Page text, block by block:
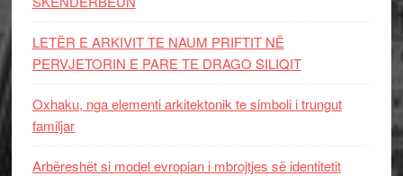
LETËR E ARKIVIT TE NAUM PRIFTIT NË
PERVJETORIN E PARE TE DRAGO SILIQIT
Oxhaku, nga elementi arkitektonik te simboli i trungut
familjar
Arbëreshët si model evropian i mbrojtjes së identitetit